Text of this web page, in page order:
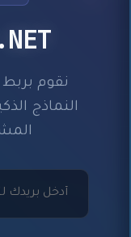
نقوم بربط
النماذج